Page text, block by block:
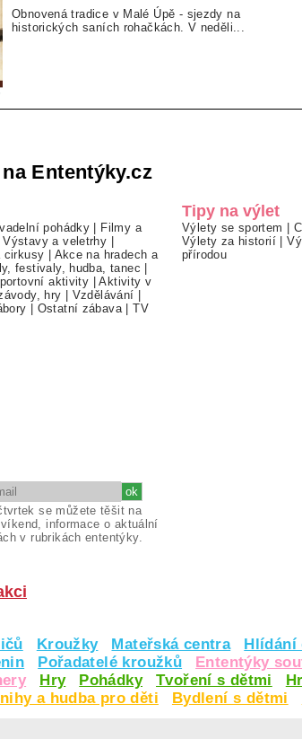
Obnovená tradice v Malé Úpě - sjezdy na
historických saních rohačkách. V neděli...
Ententýky.cz
pohádky | Filmy a
Výstavy a veletrhy |
cirkusy | Akce na hradech a
festivaly, hudba, tanec |
aktivity |Aktivity v
hry | Vzdělávání |
| Ostatní zábava |TV
Tipy na výlet
Výlety se sportem |
Výlety za historií |
přírodou
se můžete těšit na
informace o aktuální
v rubrikách ententýky.
Kroužky Mateřská centra Hlídání
Pořadatelé kroužků Ententýky
Hry Pohádky Tvoření s dětmi
a hudba pro děti Bydlení s dětmi